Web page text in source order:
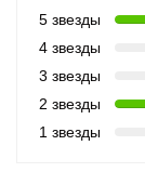
5 звезды
4 звезды
3 звезды
2 звезды
1 звезды